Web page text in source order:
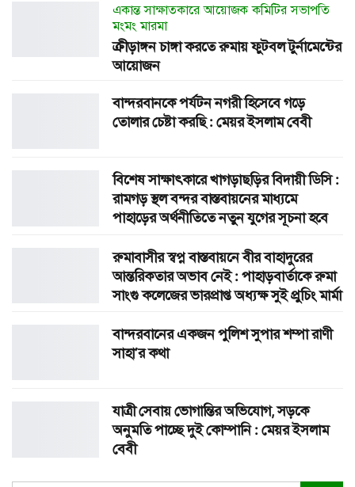
একান্ত সাক্ষাতকারে আয়োজক কমিটির সভাপতি
মংমং মারমা
ক্রীড়াঙ্গন চাঙ্গা করতে রুমায় ফুটবল টুর্নামেন্টের
আয়োজন
বান্দরবানকে পর্যটন নগরী হিসেবে গড়ে
তোলার চেষ্টা করছি : মেয়র ইসলাম বেবী
বিশেষ সাক্ষাৎকারে খাগড়াছড়ির বিদায়ী ডিসি :
রামগড় স্থল বন্দর বাস্তবায়নের মাধ্যমে
পাহাড়ের অর্থনীতিতে নতুন যুগের সূচনা হবে
রুমাবাসীর স্বপ্ন বাস্তবায়নে বীর বাহাদুরের
আন্তরিকতার অভাব নেই : পাহাড়বার্তাকে রুমা
সাংগু কলেজের ভারপ্রাপ্ত অধ্যক্ষ সুই প্রুচিং মার্মা
বান্দরবানের একজন পুলিশ সুপার শম্পা রাণী
সাহা’র কথা
যাত্রী সেবায় ভোগান্তির অভিযোগ, সড়কে
অনুমতি পাচ্ছে দুই কোম্পানি : মেয়র ইসলাম
বেবী